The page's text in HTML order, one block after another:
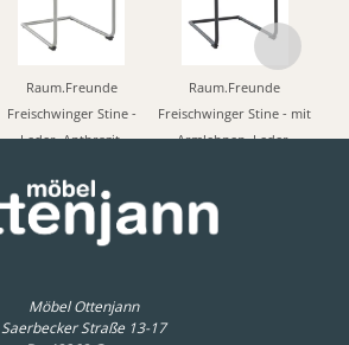
Raum.Freunde
Freischwinger Stine -
Leder, Anthrazit,
349,00 € *
Raum.Freunde
Freischwinger Stine - mit
Armlehnen, Leder,
439,00 € *
Möbel Ottenjann
Saerbecker Straße 13-17